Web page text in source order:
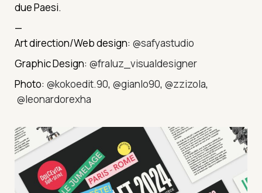
due Paesi.
—
Art direction/Web design: @safyastudio
Graphic Design: @fraluz_visualdesigner
Photo: @kokoedit.90, @gianlo90, @zzizola,
@leonardorexha